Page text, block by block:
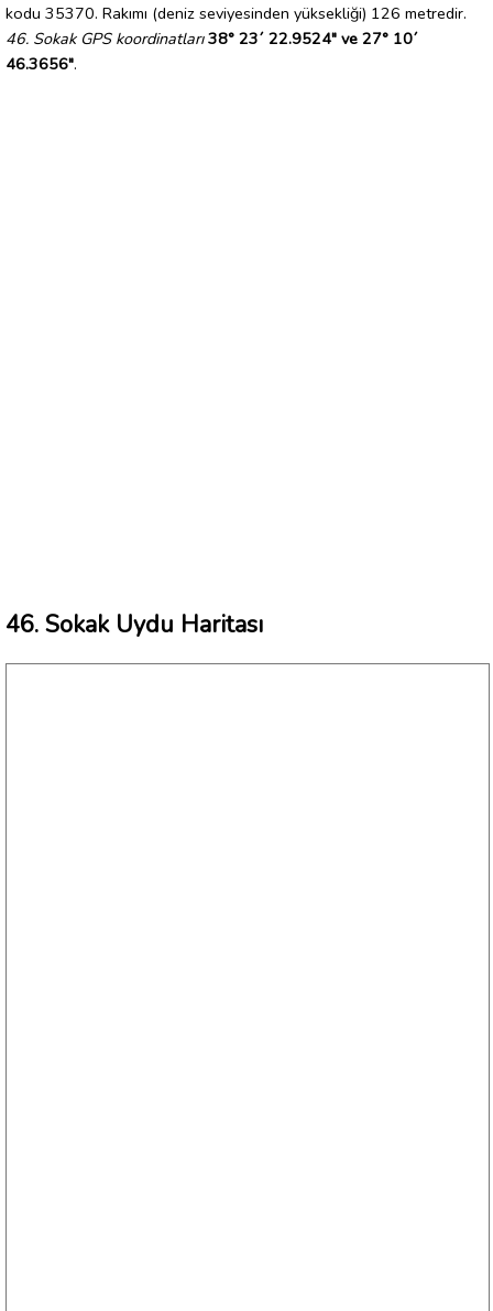
kodu 35370. Rakımı (deniz seviyesinden yüksekliği) 126 metredir.
46. Sokak GPS koordinatları 38° 23´ 22.9524" ve 27° 10´
46.3656".
46. Sokak Uydu Haritası